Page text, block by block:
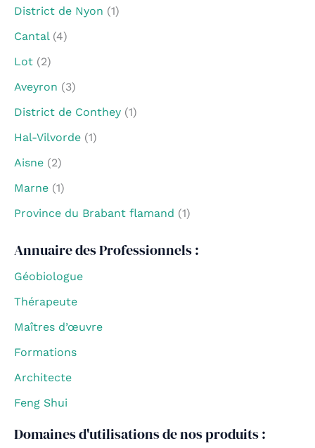
District de Nyon (1)
Cantal(4)
Lot (2)
Aveyron (3)
District de Conthey (1)
Hal-Vilvorde (1)
Aisne (2)
Marne (1)
Province du Brabant flamand (1)
Annuaire des Professionnels :
Géobiologue
Thérapeute
Maîtres d’œuvre
Formations
Architecte
Feng Shui
Domaines d'utilisations de nos produits :